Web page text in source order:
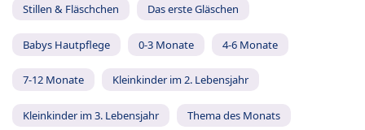
Stillen & Fläschchen Das erste Gläschen
Babys Hautpflege 0-3 Monate 4-6 Monate
7-12 Monate Kleinkinder im 2. Lebensjahr
Kleinkinder im 3. Lebensjahr Thema des Monats